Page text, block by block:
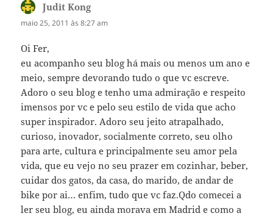
Judit Kongdisse:
maio 25, 2011 às 8:27 am
Oi Fer,
eu acompanho seu blog há mais ou menos um ano e
meio, sempre devorando tudo o que vc escreve.
Adoro o seu blog e tenho uma admiração e respeito
imensos por vc e pelo seu estilo de vida que acho
super inspirador. Adoro seu jeito atrapalhado,
curioso, inovador, socialmente correto, seu olho
para arte, cultura e principalmente seu amor pela
vida, que eu vejo no seu prazer em cozinhar, beber,
cuidar dos gatos, da casa, do marido, de andar de
bike por ai… enfim, tudo que vc faz.Qdo comecei a
ler seu blog, eu ainda morava em Madrid e como a